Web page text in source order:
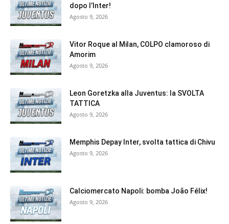
dopo l’Inter!
Agosto 9, 2026
Vitor Roque al Milan, COLPO clamoroso di
Amorim
Agosto 9, 2026
Leon Goretzka alla Juventus: la SVOLTA
TATTICA
Agosto 9, 2026
Memphis Depay Inter, svolta tattica di Chivu
Agosto 9, 2026
Calciomercato Napoli: bomba João Félix!
Agosto 9, 2026